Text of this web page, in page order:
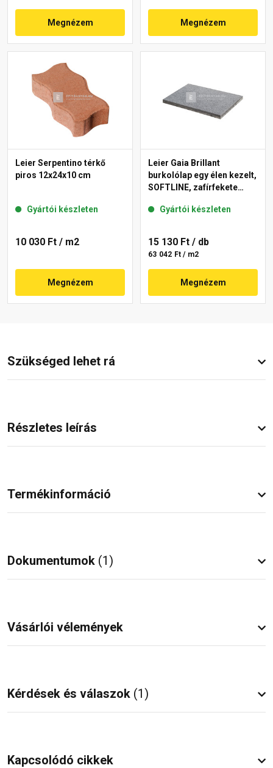
Megnézem Megnézem
Leier Serpentino térkő
piros 12x24x10 cm
Gyártói készleten
10 030 Ft / m2
Megnézem
Leier Gaia Brillant
burkolólap egy élen kezelt,
SOFTLINE, zafírfekete
Gyártói készleten
15 130 Ft / db
63 042 Ft / m2
Megnézem
Szükséged lehet rá
Részletes leírás
Termékinformáció
Dokumentumok (1)
Vásárlói vélemények
Kérdések és válaszok (1)
Kapcsolódó cikkek